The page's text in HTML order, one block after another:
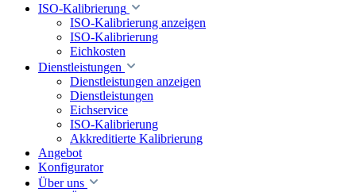
ISO-Kalibrierung
ISO-Kalibrierung anzeigen
ISO-Kalibrierung
Eichkosten
Dienstleistungen
Dienstleistungen anzeigen
Dienstleistungen
Eichservice
ISO-Kalibrierung
Akkreditierte Kalibrierung
Angebot
Konfigurator
Über uns